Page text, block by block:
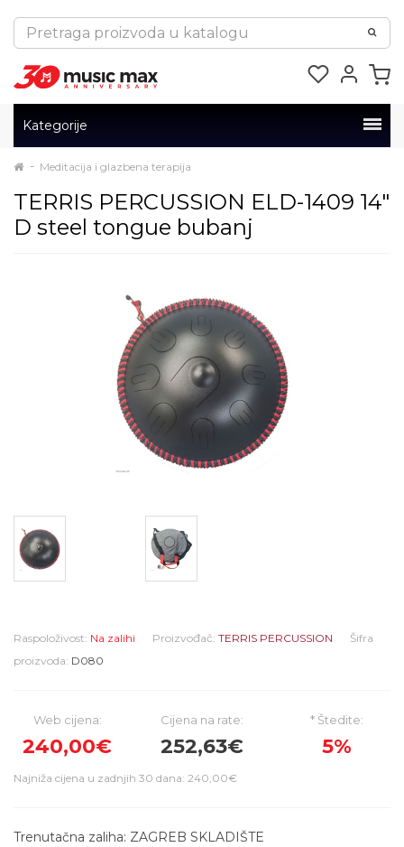
Kategorije
Meditacija i glazbena terapija
TERRIS PERCUSSION ELD-1409 14"
D steel tongue bubanj
Raspoloživost: Na zalihi Proizvođač: TERRIS PERCUSSION
Šifra
proizvoda: D080
Web cijena:
240,00€
Cijena na rate:
252,63€
* Štedite:
5%
Najniža cijena u zadnjih 30 dana: 240,00€
Trenutačna zaliha: ZAGREB SKLADIŠTE